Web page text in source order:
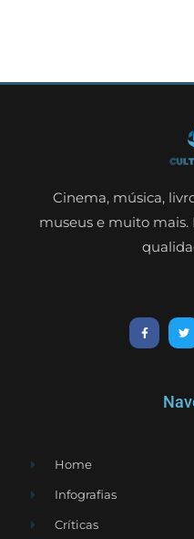
Cinema, música,
museus e muito
Home
Infografias
Críticas